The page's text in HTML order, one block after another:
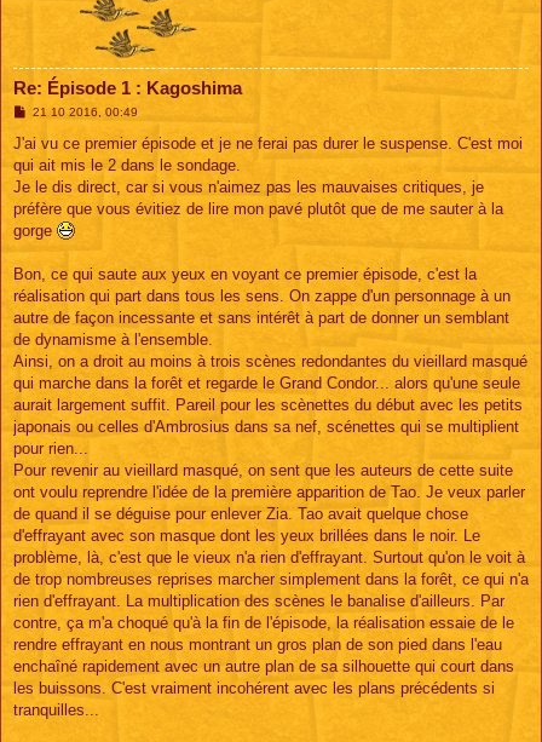
Re: Épisode 1 : Kagoshima
M
s
a
g
21 10 2016, 00:49
J'ai vu ce premier épisode et je ne ferai pas durer le suspense. C'est moi
qui ait mis le 2 dans le sondage.
Je le dis direct, car si vous n'aimez pas les mauvaises critiques, je
préfère que vous évitiez de lire mon pavé plutôt que de me sauter à la
gorge
Bon, ce qui saute aux yeux en voyant ce premier épisode, c'est la
réalisation qui part dans tous les sens. On zappe d'un personnage à un
autre de façon incessante et sans intérêt à part de donner un semblant
de dynamisme à l'ensemble.
Ainsi, on a droit au moins à trois scènes redondantes du vieillard masqué
qui marche dans la forêt et regarde le Grand Condor... alors qu'une seule
aurait largement suffit. Pareil pour les scènettes du début avec les petits
japonais ou celles d'Ambrosius dans sa nef, scénettes qui se multiplient
pour rien...
Pour revenir au vieillard masqué, on sent que les auteurs de cette suite
ont voulu reprendre l'idée de la première apparition de Tao. Je veux parler
de quand il se déguise pour enlever Zia. Tao avait quelque chose
d'effrayant avec son masque dont les yeux brillées dans le noir. Le
problème, là, c'est que le vieux n'a rien d'effrayant. Surtout qu'on le voit à
de trop nombreuses reprises marcher simplement dans la forêt, ce qui n'a
rien d'effrayant. La multiplication des scènes le banalise d'ailleurs. Par
contre, ça m'a choqué qu'à la fin de l'épisode, la réalisation essaie de le
rendre effrayant en nous montrant un gros plan de son pied dans l'eau
enchaîné rapidement avec un autre plan de sa silhouette qui court dans
les buissons. C'est vraiment incohérent avec les plans précédents si
tranquilles...